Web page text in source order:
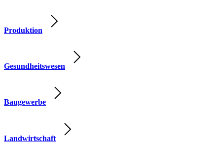
Produktion
Gesundheitswesen
Baugewerbe
Landwirtschaft